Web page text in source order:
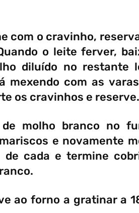
com o cravinho,
o leite ferver,
diluído no restante
mexendo com as
os cravinhos e reserve.
molho branco no
e novamente
de cada e termine
ao forno a gratinar a